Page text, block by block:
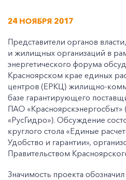
24 НОЯБРЯ 2017
Представители органов
и жилищных организаций в
энергетического форума
Красноярском крае единых
центров (ЕРКЦ) жилищно-
базе гарантирующего
ПАО «Красноярскэнергосбыт»
«РусГидро»). Обсуждение
круглого стола «Единые
Удобство и гарантии»,
Правительством
Значимость проекта